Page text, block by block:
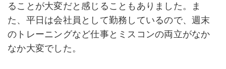
ることが大変だと感じることもありました。ま
た、平日は会社員として勤務しているので、週末
のトレーニングなど仕事とミスコンの両立がなか
なか大変でした。